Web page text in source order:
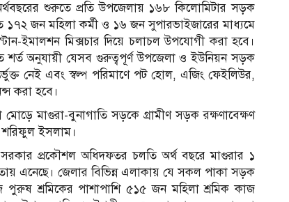
শুরুতে প্রতি উপজেলায় ১৬৮ কিলোমিটার সড়ক
জন মহিলা কর্মী ও ১৬ জন সুপারভাইজারের মাধ্যমে
ইমালশন মিক্সচার দিয়ে চলাচল উপযোগী করা হবে।
শর্ত অনুযায়ী যেসব গুরুত্বপূর্ণ উপজেলা ও ইউনিয়ন সড়ক
নেই এবং স্বল্প পরিমাণে পট হোল, এজিং ফেইলিউর,
করা হবে।
মাগুরা-বুনাগাতি সড়কে গ্রামীণ সড়ক রক্ষণাবেক্ষণ
শরিফুল ইসলাম।
সরকার প্রকৌশল অধিদফতর চলতি অর্থ বছরে মাগুরার ১
এনেছে। জেলার বিভিন্ন এলাকায় যে সকল পাকা সড়ক
শ্রমিকের পাশাপাশি ৫১৫ জন মহিলা শ্রমিক কাজ